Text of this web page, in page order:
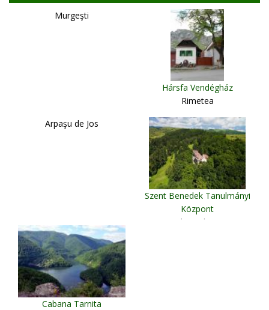
Murgeşti
Hársfa Vendégház
Rimetea
Arpaşu de Jos
Szent Benedek Tanulmányi
Központ
Gheorgheni
Cabana Tarnita